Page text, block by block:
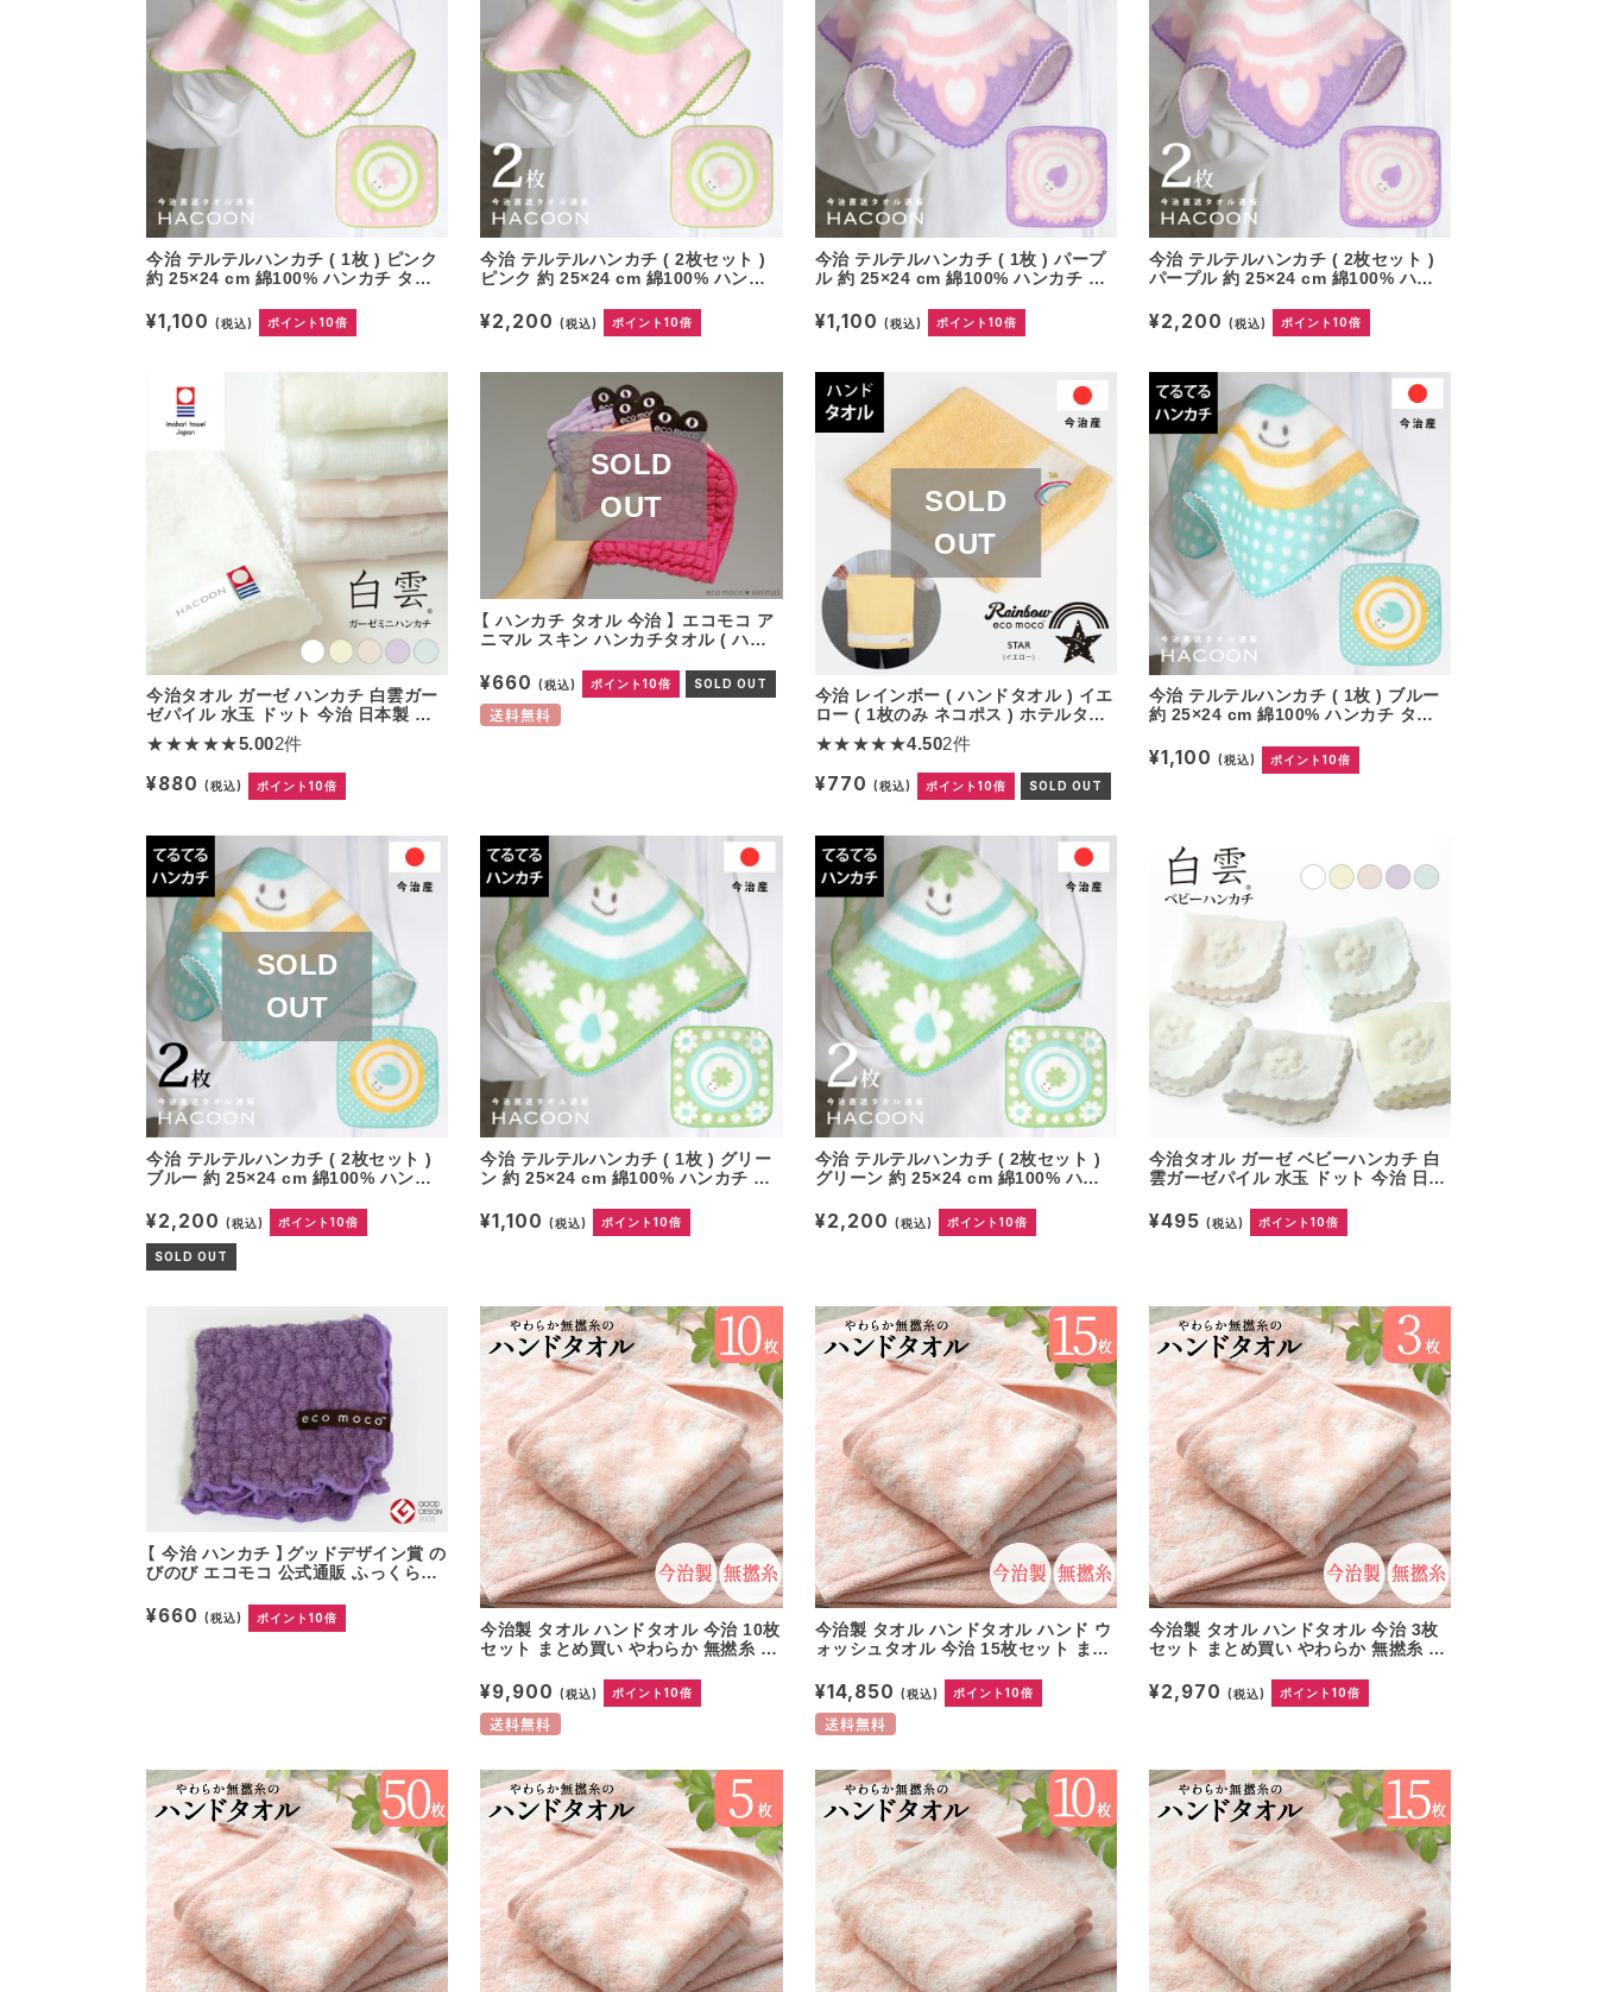
今治 テルテルハンカチ ( 1枚 ) ピンク
約 25×24 cm 綿100% ハンカチ タオ
チ ハンド プレゼント ギフト
¥1,100 (税込) ポイント10倍
今治 テルテルハンカチ ( 2枚セット )
ピンク 約 25×24 cm 綿100% ハンカ
ハンカチ ハンド プレゼント ギフト
¥2,200(税込) ポイント10倍
今治 テルテルハンカチ ( 1枚 ) パープ
ル 約 25×24 cm 綿100% ハンカチ タ
カチ ハンド プレゼント ギフト
¥1,100 (税込) ポイント10倍
今治 テルテルハンカチ ( 2枚セット )
パープル 約 25×24 cm 綿100% ハン
ニハンカチ ハンド プレゼント ギフト
¥2,200 (税込) ポイント10倍
今治タオル ガーゼ ハンカチ 白雲ガー
ゼパイル 水玉 ドット 今治 日本製 ギ
フト ハンドタオル 今治ガーゼタオル
ガーゼタオル ガーゼパイル かわいい
日本製 綿100％ コットン パイル
★★★★★5.002件
¥880 (税込) ポイント10倍
【 ハンカチ タオル 今治 】 エコモコ ア
ニマル スキン ハンカチタオル ( ハネ
サラッと肌触り！【楽天ランキング3位】
ecomoco animal skin Towel 日本製
こども タオル 生地 (3枚まで送料無料)
¥660(税込) ポイント10倍 SOLD OUT
送料無料
今治 レインボー ( ハンドタオル ) イエ
ロー ( 1枚のみ ネコポス ) ホテルタオ
ル 日本製 かわいい 刺繍入り 刺繍 虹
ecomoco100%HEART エコモコ
★★★★★4.502件
¥770 (税込) ポイント10倍 SOLD OUT
今治 テルテルハンカチ ( 1枚 ) ブルー
約 25×24 cm 綿100% ハンカチ タオ
チ ハンド プレゼント ギフト
¥1,100 (税込) ポイント10倍
今治 テルテルハンカチ ( 2枚セット )
ブルー 約 25×24 cm 綿100% ハンカ
ハンカチ ハンド プレゼント ギフト
¥2,200 (税込) ポイント10倍
SOLD OUT
今治 テルテルハンカチ ( 1枚 ) グリー
ン 約 25×24 cm 綿100% ハンカチ タ
カチ ハンド プレゼント ギフト
¥1,100(税込) ポイント10倍
今治 テルテルハンカチ ( 2枚セット )
グリーン 約 25×24 cm 綿100% ハン
ニハンカチ ハンド プレゼント ギフト
¥2,200 (税込) ポイント10倍
今治タオル ガーゼ ベビーハンカチ 白
雲ガーゼパイル 水玉 ドット 今治 日本
オル ガーゼタオル ガーゼパイル かわ
いい 日本製 綿100％ コットン パイル
¥495 (税込) ポイント10倍
【 今治 ハンカチ 】グッドデザイン賞 の
びのび エコモコ 公式通販 ふっくら本
色： Fujiyama (ハネル糸/オゾン漂白)
かわいい ECOMOCO TOWEL Mini
¥660 (税込) ポイント10倍
今治製 タオル ハンドタオル 今治 10枚
セット まとめ買い やわらか 無撚糸 ピ
ト 内祝 快気祝い 結婚祝い 香典返し
ホテル仕様 出産祝い コットン 可愛い
国産 無地 パイル ウォッシュタオル 母
¥9,900(税込) ポイント10倍
送料無料
今治製 タオル ハンドタオル ハンド ウ
ォッシュタオル 今治 15枚セット まと
綿100% 日本製 プレゼント 内祝 快気
祝い 結婚祝い 香典返し ホテル仕様 出
産祝い コットン 可愛い 国産 無地 パ
¥14,850 (税込) ポイント10倍
送料無料
今治製 タオル ハンドタオル 今治 3枚
セット まとめ買い やわらか 無撚糸 ピ
日本製 プレゼント 内祝 快気祝い 結婚
祝い 香典返し ホテル仕様 出産祝い コ
¥2,970 (税込) ポイント10倍